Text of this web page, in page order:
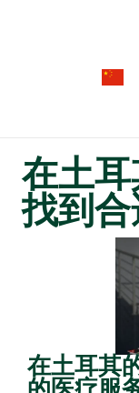
在土
找到
在土耳其